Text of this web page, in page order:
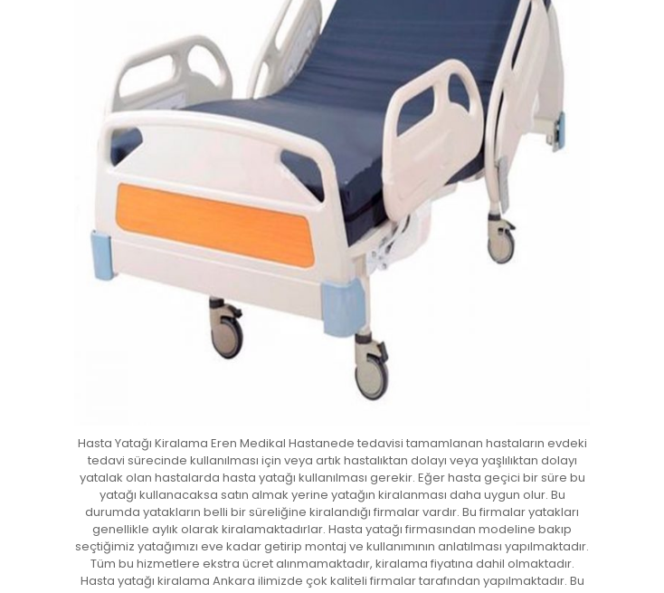
Hasta Yatağı Kiralama Eren Medikal Hastanede tedavisi tamamlanan hastaların evdeki
tedavi sürecinde kullanılması için veya artık hastalıktan dolayı veya yaşlılıktan dolayı
yatalak olan hastalarda hasta yatağı kullanılması gerekir. Eğer hasta geçici bir süre bu
yatağı kullanacaksa satın almak yerine yatağın kiralanması daha uygun olur. Bu
durumda yatakların belli bir süreliğine kiralandığı firmalar vardır. Bu firmalar yatakları
genellikle aylık olarak kiralamaktadırlar. Hasta yatağı firmasından modeline bakıp
seçtiğimiz yatağımızı eve kadar getirip montaj ve kullanımının anlatılması yapılmaktadır.
Tüm bu hizmetlere ekstra ücret alınmamaktadır, kiralama fiyatına dahil olmaktadır.
Hasta yatağı kiralama Ankara ilimizde çok kaliteli firmalar tarafından yapılmaktadır. Bu